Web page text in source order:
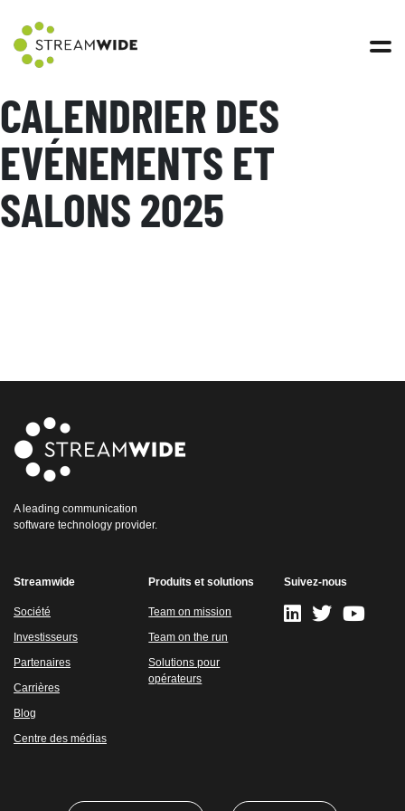
CALENDRIER DES
EVÉNEMENTS ET
SALONS 2025
A leading communication
software technology provider.
Streamwide
Société
Investisseurs
Partenaires
Carrières
Blog
Centre des médias
Produits et solutions
Team on mission
Team on the run
Solutions pour
opérateurs
Suivez-nous